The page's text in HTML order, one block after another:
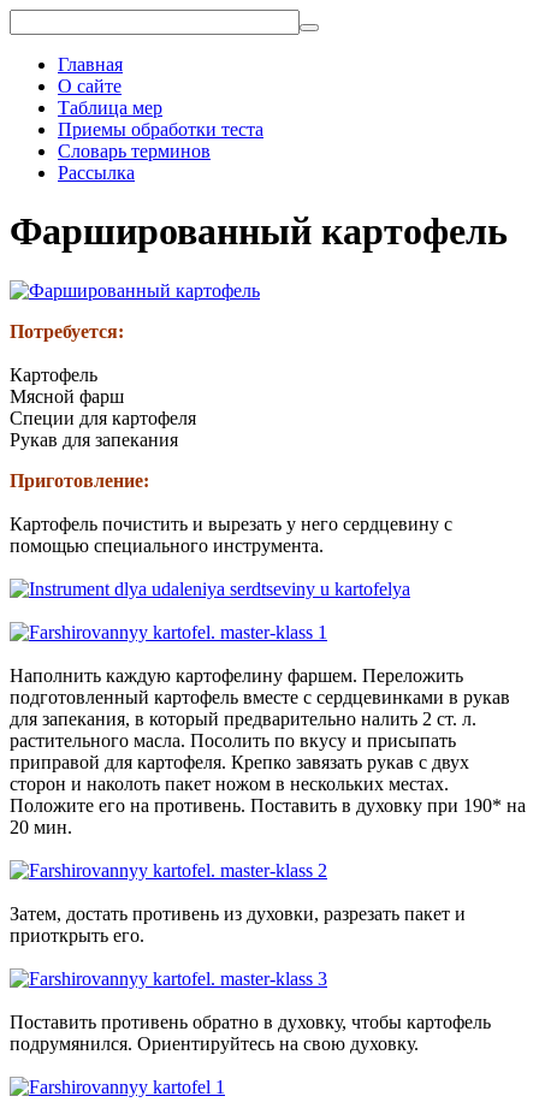
Главная
О сайте
Таблица мер
Приемы обработки теста
Словарь терминов
Рассылка
Фаршированный картофель
Потребуется:
Картофель
Мясной фарш
Специи для картофеля
Рукав для запекания
Приготовление:
Картофель почистить и вырезать у него сердцевину с
помощью специального инструмента.
Наполнить каждую картофелину фаршем. Переложить
подготовленный картофель вместе с сердцевинками в рукав
для запекания, в который предварительно налить 2 ст. л.
растительного масла. Посолить по вкусу и присыпать
приправой для картофеля. Крепко завязать рукав с двух
сторон и наколоть пакет ножом в нескольких местах.
Положите его на противень. Поставить в духовку при 190* на
20 мин.
Затем, достать противень из духовки, разрезать пакет и
приоткрыть его.
Поставить противень обратно в духовку, чтобы картофель
подрумянился. Ориентируйтесь на свою духовку.